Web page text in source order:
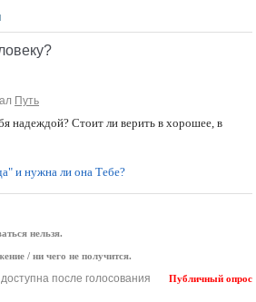
Путь
надеждой? Стоит ли верить в хорошее, в
и нужна ли она Тебе?
нельзя.
/ ни чего не получится.
после голосования Публичный опрос